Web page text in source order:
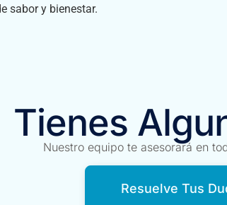
sabor y bienestar.
Tienes
Nuestro equipo te asesorará en
Resuelve Tus